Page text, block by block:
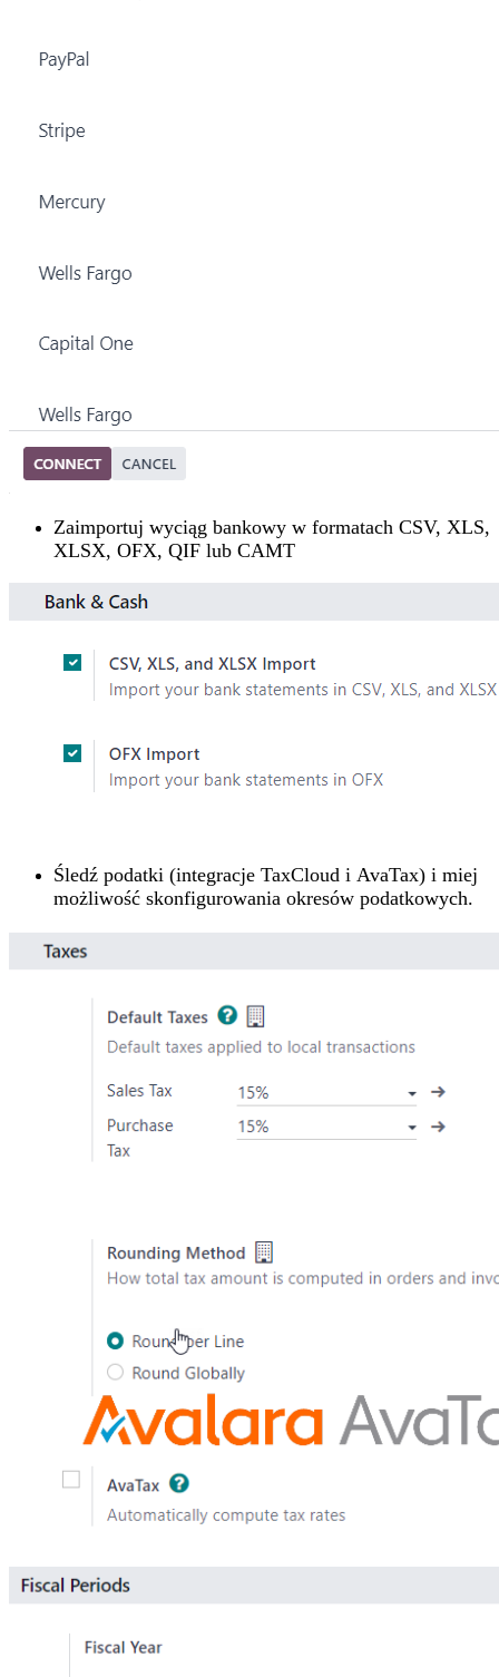
Zaimportuj wyciąg bankowy w formatach CSV, XLS,
XLSX, OFX, QIF lub CAMT
Śledź podatki (integracje TaxCloud i AvaTax) i miej
możliwość skonfigurowania okresów podatkowych.